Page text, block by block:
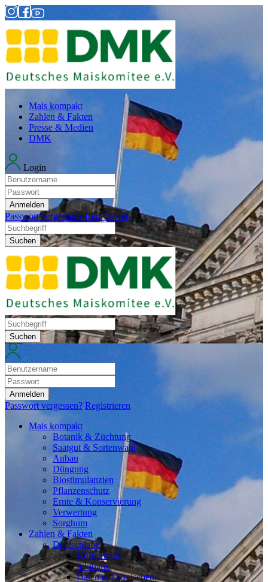
Mais kompakt
Zahlen & Fakten
Presse & Medien
DMK
Login
Anmelden
Passwort vergessen? Registrieren
Suchen
Suchen
Anmelden
Passwort vergessen? Registrieren
Mais kompakt
Botanik & Züchtung
Saatgut & Sortenwahl
Anbau
Düngung
Biostimulanzien
Pflanzenschutz
Ernte & Konservierung
Verwertung
Sorghum
Zahlen & Fakten
Deutschland
Körnermais
Silomais
Daten auf Kreisebene